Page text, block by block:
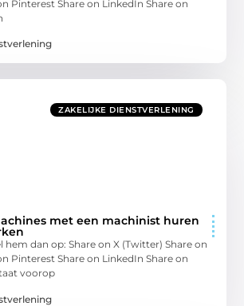
Pinterest Share on LinkedIn Share on
ZAKELIJKE DIENSTVERLENING
met een machinist huren
hem dan op: Share on X (Twitter) Share on
Pinterest Share on LinkedIn Share on
voorop